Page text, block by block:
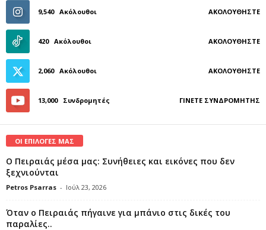
9,540 Ακόλουθοι ΑΚΟΛΟΥΘΉΣΤΕ
420 Ακόλουθοι ΑΚΟΛΟΥΘΉΣΤΕ
2,060 Ακόλουθοι ΑΚΟΛΟΥΘΉΣΤΕ
13,000 Συνδρομητές ΓΊΝΕΤΕ ΣΥΝΔΡΟΜΗΤΉΣ
ΟΙ ΕΠΙΛΟΓΕΣ ΜΑΣ
Ο Πειραιάς μέσα μας: Συνήθειες και εικόνες που δεν
ξεχνιούνται
Petros Psarras - Ιούλ 23, 2026
Όταν ο Πειραιάς πήγαινε για μπάνιο στις δικές του
παραλίες..